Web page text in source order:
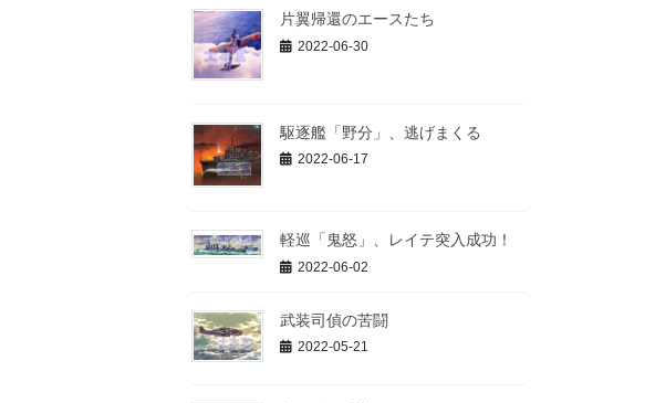
片翼帰還のエースたち
2022-06-30
駆逐艦「野分」、逃げまくる
2022-06-17
軽巡「鬼怒」、レイテ突入成功！
2022-06-02
武装司偵の苦闘
2022-05-21